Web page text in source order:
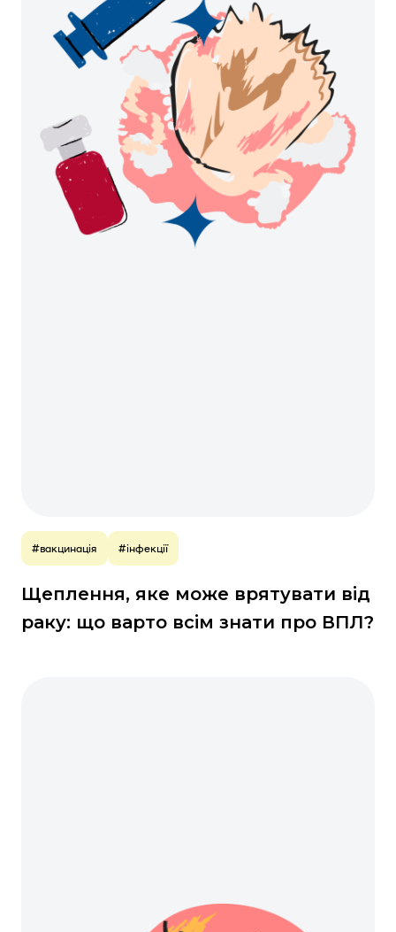
#вакцинація #інфекції
Щеплення, яке може врятувати від
раку: що варто всім знати про ВПЛ?